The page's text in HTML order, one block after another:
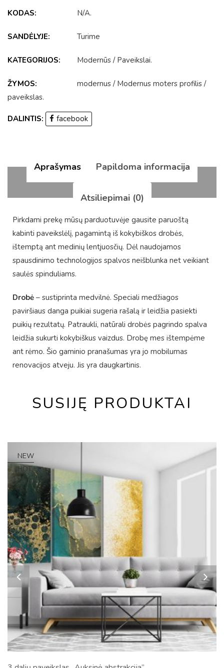
KODAS: N/A.
SANDĖLYJE: Turime
KATEGORIJOS: Modernūs / Paveikslai.
ŽYMOS: modernus / Modernus moters profilis /
paveikslas.
DALINTIS: facebook
Aprašymas Papildoma informacija
Atsiliepimai (0)
Pirkdami prekę mūsų parduotuvėje gausite paruoštą
kabinti paveikslėlį, pagamintą iš kokybiškos drobės,
ištemptą ant medinių lentjuosčių. Dėl naudojamos
spausdinimo technologijos spalvos neišblunka net veikiant
saulės spinduliams.
Drobė – sustiprinta medvilnė. Speciali medžiagos
paviršiaus danga puikiai sugeria rašalą ir leidžia pasiekti
puikių rezultatų. Patraukli, natūrali drobės pagrindo spalva
leidžia sukurti kokybiškus vaizdus. Drobę mes ištempėme
ant rėmo. Šio gaminio pranašumas yra jo mobilumas
renovacijos atveju. Jis yra daugkartinis.
SUSIJĘ PRODUKTAI
NEW
HOT